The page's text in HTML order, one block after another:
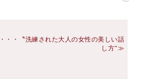
・・〝洗練された大人の女性の美しい話
し方”